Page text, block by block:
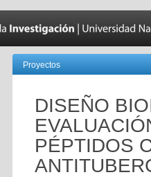
Proyectos
DISEÑO
PÉPTIDOS